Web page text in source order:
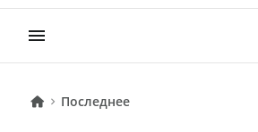
Последнее